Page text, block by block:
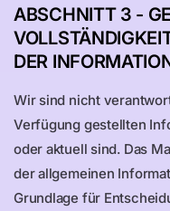
ABSCHNITT 3 -
DER
Wir sind nicht
Verfügung gestellten
oder aktuell sind. Das
der allgemeinen
Grundlage für